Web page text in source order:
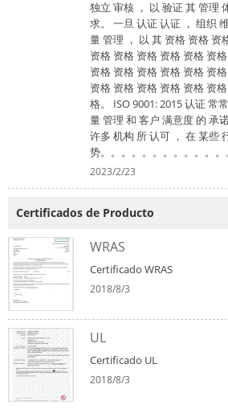
独立 审核 ， 以 验证 其 管理
求。 一旦 认证 认证 ， 组织
量 管理 ， 以 其 资格 资格 资
资格 资格 资格 资格 资格 资
资格 资格 资格 资格 资格 资
资格 资格 资格 资格 资格 资
格。 ISO 9001: 2015 认证 常
量 管理 和 客户 满意度 的 承
许多 机构 所 认可 ， 在 某些
势。。。。。。。。。。。。
2023/2/23
Certificados de Producto
WRAS
Certificado WRAS
2018/8/3
UL
Certificado UL
2018/8/3